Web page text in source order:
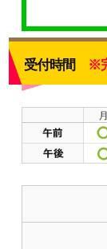
受付時間 ※